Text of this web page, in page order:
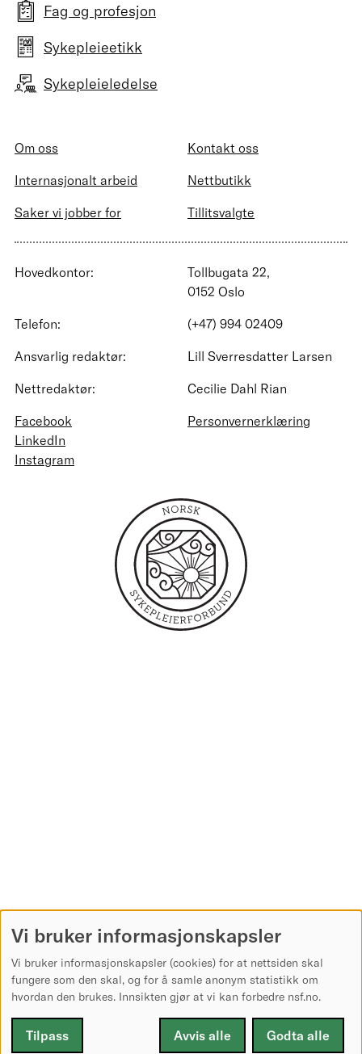
Fag og profesjon
Sykepleieetikk
Sykepleieledelse
Om oss
Kontakt oss
Internasjonalt arbeid
Nettbutikk
Saker vi jobber for
Tillitsvalgte
Hovedkontor:
Tollbugata 22,
0152 Oslo
Telefon:
(+47) 994 02409
Ansvarlig redaktør:
Lill Sverresdatter Larsen
Nettredaktør:
Cecilie Dahl Rian
Facebook
LinkedIn
Instagram
Personvernerklæring
Vi bruker informasjonskapsler
Vi bruker informasjonskapsler (cookies) for at nettsiden skal
fungere som den skal, og for å samle anonym statistikk om
hvordan den brukes. Innsikten gjør at vi kan forbedre nsf.no.
Tilpass Avvis alle Godta alle